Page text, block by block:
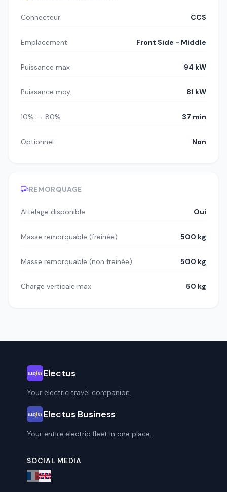
Connecteur CCS
Emplacement Front Side - Middle
Puissance max 94 kW
Puissance moy. 81 kW
10% → 80% 37 min
Optionnel Non
REMORQUAGE
Attelage disponible Oui
Masse remorquable (freinée) 500 kg
Masse remorquable (non freinée) 500 kg
Charge verticale max 50 kg
Electus
Your electric travel companion.
Electus Business
Your entire electric fleet in one place.
SOCIAL MEDIA